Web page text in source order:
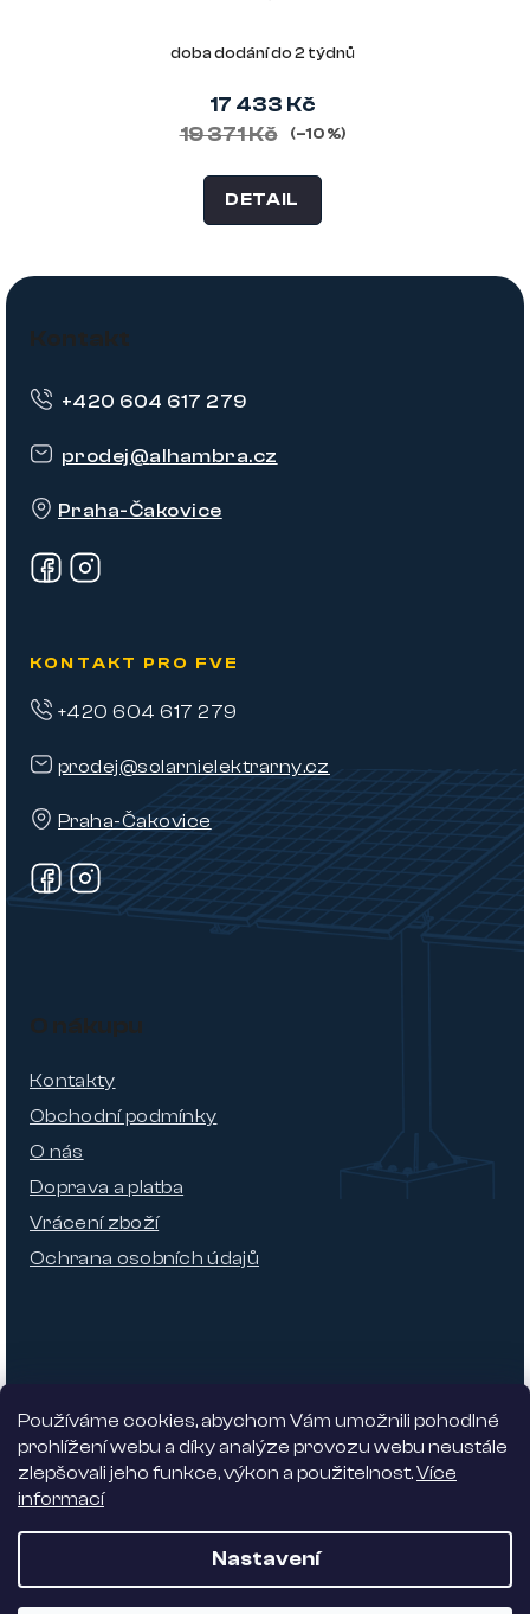
Používáme cookies, abychom Vám umožnili pohodlné
prohlížení webu a díky analýze provozu webu neustále
zlepšovali jeho funkce, výkon a použitelnost.Více
informací
Nastavení
doba dodání do 2 týdnů
17 433 Kč
19 371 Kč
(–10 %)
DETAIL
Z
Kontakt
prodej@alhambra.cz
Praha-Čakovice
+420 604 617 279
KONTAKT PRO FVE
prodej@solarnielektrarny.cz
Praha-Čakovice
+420 604 617 279
O nákupu
Kontakty
Obchodní podmínky
O nás
Doprava a platba
Vrácení zboží
Ochrana osobních údajů